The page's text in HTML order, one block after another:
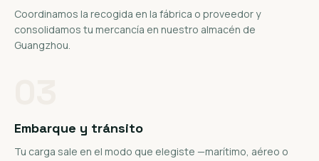
Coordinamos la recogida en la fábrica o proveedor y
consolidamos tu mercancía en nuestro almacén de
Guangzhou.
Embarque y tránsito
Tu carga sale en el modo que elegiste —marítimo, aéreo o